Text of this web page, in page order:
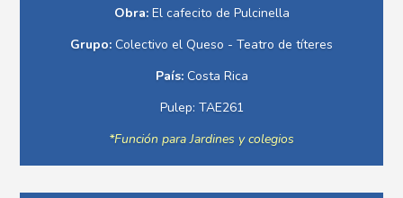
Obra: El cafecito de Pulcinella
Grupo: Colectivo el Queso - Teatro de títeres
País:Costa Rica
Pulep: TAE261
*Función para Jardines y colegios